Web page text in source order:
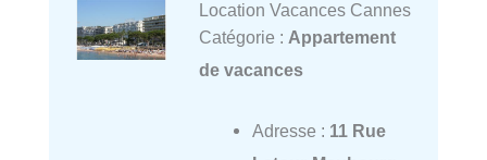
Location Vacances Cannes
Catégorie : Appartement
de vacances
Adresse : 11 Rue